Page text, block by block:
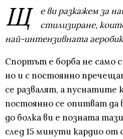
Щ
е ви разкажем за
стилизиране,
най-интензивната
Спортът е борба не само
но и с постоянно
се развалят, а пуснатите
постоянно се опитват да
до болка ви е позната
след 15 минути кардио от